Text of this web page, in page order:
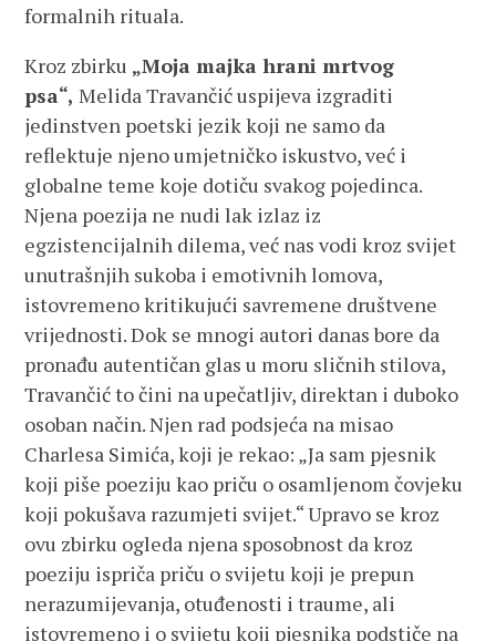
formalnih rituala.
Kroz zbirku „Moja majka hrani mrtvog
psa“, Melida Travančić uspijeva izgraditi
jedinstven poetski jezik koji ne samo da
reflektuje njeno umjetničko iskustvo, već i
globalne teme koje dotiču svakog pojedinca.
Njena poezija ne nudi lak izlaz iz
egzistencijalnih dilema, već nas vodi kroz svijet
unutrašnjih sukoba i emotivnih lomova,
istovremeno kritikujući savremene društvene
vrijednosti. Dok se mnogi autori danas bore da
pronađu autentičan glas u moru sličnih stilova,
Travančić to čini na upečatljiv, direktan i duboko
osoban način. Njen rad podsjeća na misao
Charlesa Simića, koji je rekao: „Ja sam pjesnik
koji piše poeziju kao priču o osamljenom čovjeku
koji pokušava razumjeti svijet.“ Upravo se kroz
ovu zbirku ogleda njena sposobnost da kroz
poeziju ispriča priču o svijetu koji je prepun
nerazumijevanja, otuđenosti i traume, ali
istovremeno i o svijetu koji pjesnika podstiče na